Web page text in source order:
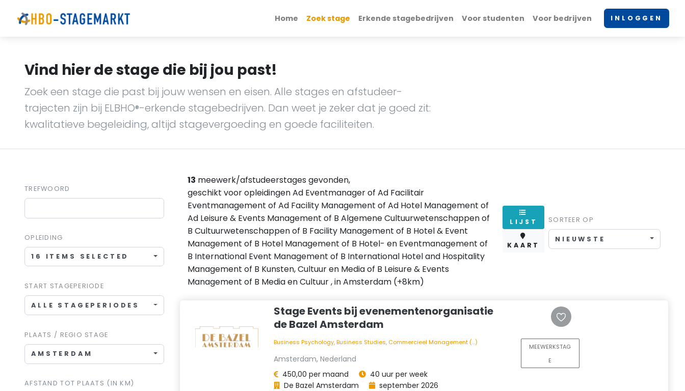
Home Zoek stage Erkende stagebedrijven Voor studenten Voor bedrijven INLOGGEN
Vind hier de stage die bij jou past!
Zoek een stage die past bij jouw wensen en eisen. Alle stages en afstudeer-
trajecten zijn bij ELBHO®-erkende stagebedrijven. Dan weet je zeker dat je goed zit:
kwalitatieve begeleiding, altijd stagevergoeding en goede faciliteiten.
TREFWOORD
OPLEIDING
16 ITEMS SELECTED
START STAGEPERIODE
ALLE STAGEPERIODES
PLAATS / REGIO STAGE
AMSTERDAM
AFSTAND TOT PLAATS (IN KM)
13 meewerk/afstudeerstages gevonden,
geschikt voor opleidingen Ad Eventmanager of Ad Facilitair
Eventmanagement of Ad Facility Management of Ad Hotel Management of
Ad Leisure & Events Management of B Algemene Cultuurwetenschappen of
B Cultuurwetenschappen of B Facility Management of B Hotel & Event
Management of B Hotel Management of B Hotel- en Eventmanagement of
B International Event Management of B International Hotel and Hospitality
Management of B Kunsten, Cultuur en Media of B Leisure & Events
Management of B Media en Cultuur , inAmsterdam (+8km)
LIJST
KAART
SORTEER OP
NIEUWSTE
Stage Events bij evenementenorganisatie
de Bazel Amsterdam
Business Psychology, Business Studies, Commercieel Management (...)
Amsterdam, Nederland
450,00 per maand
40 uur per week
De Bazel Amsterdam
september 2026
MEEWERKSTAG
E